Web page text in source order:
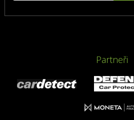
Partneři